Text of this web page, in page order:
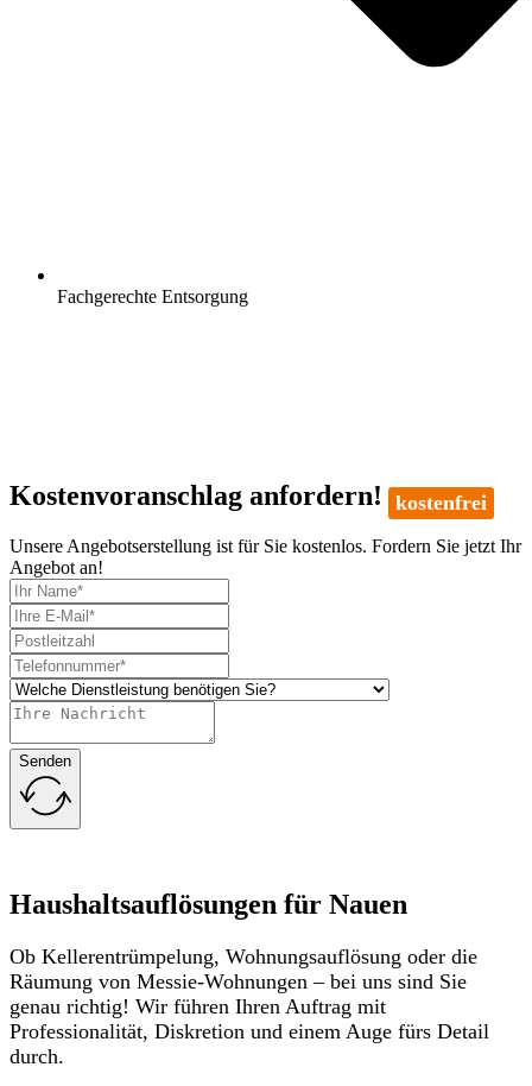
Fachgerechte Entsorgung
Kostenvoranschlag anfordern! kostenfrei
Unsere Angebotserstellung ist für Sie kostenlos. Fordern Sie jetzt Ihr
Angebot an!
Senden
Haushaltsauflösungen für Nauen
Ob Kellerentrümpelung, Wohnungsauflösung oder die
Räumung von Messie-Wohnungen – bei uns sind Sie
genau richtig! Wir führen Ihren Auftrag mit
Professionalität, Diskretion und einem Auge fürs Detail
durch.